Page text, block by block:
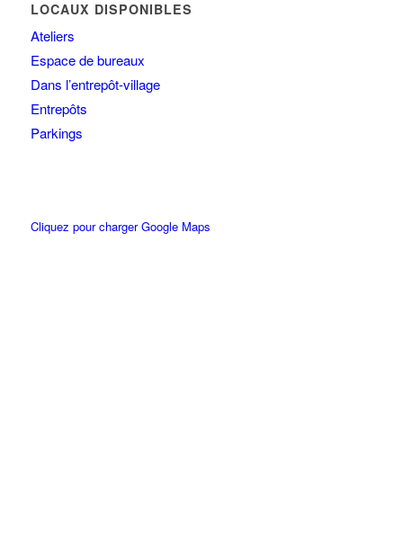
LOCAUX DISPONIBLES
Ateliers
Espace de bureaux
Dans l’entrepôt-village
Entrepôts
Parkings
Cliquez pour charger Google Maps